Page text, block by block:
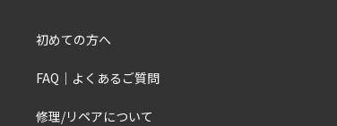
初めての方へ
FAQ｜よくあるご質問
修理/リペアについて